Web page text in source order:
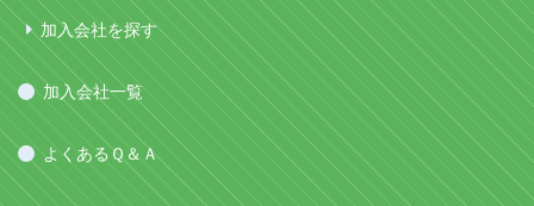
加入会社を探す
加入会社一覧
よくあるＱ＆Ａ